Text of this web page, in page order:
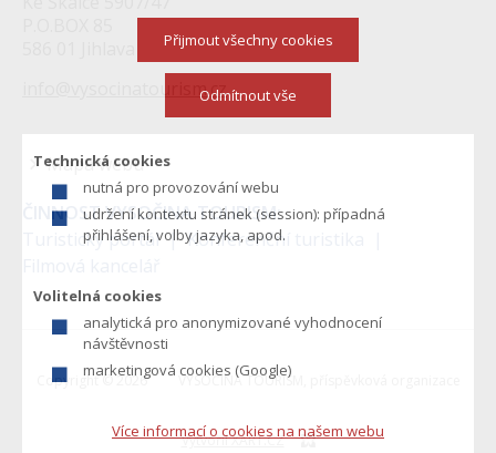
ČINNOST VYSOČINA TOURISM:
Turistický portál
Konferenční turistika
info@vysocinatourism.cz
Menu
zápatí
Mapa webu
Copyright © 2026 VYSOČINA TOURISM, příspěvková organizace
Vytvořil XART.CZ
Technická cookies
nutná pro provozování webu
udržení kontextu stránek (session): případná
přihlášení, volby jazyka, apod.
Volitelná cookies
analytická pro anonymizované vyhodnocení
návštěvnosti
marketingová cookies (Google)
Více informací o cookies na našem webu
Přijmout všechny cookies
Odmítnout vše